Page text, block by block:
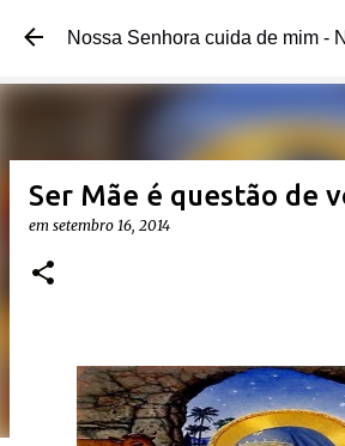
Pular para o conteúdo
Nossa Senhora cuida de mim -
Ser Mãe é questão de
em setembro 16, 2014